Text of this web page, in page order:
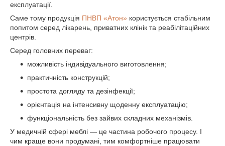
експлуатації.
Саме тому продукція ПНВП «Атон» користується стабільним
попитом серед лікарень, приватних клінік та реабілітаційних
центрів.
Серед головних переваг:
можливість індивідуального виготовлення;
практичність конструкцій;
простота догляду та дезінфекції;
орієнтація на інтенсивну щоденну експлуатацію;
функціональність без зайвих складних механізмів.
У медичній сфері меблі — це частина робочого процесу. І
чим краще вони продумані, тим комфортніше працювати